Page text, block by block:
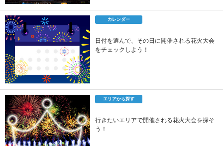
カレンダー
日付を選んで、その日に開催される花火大会
をチェックしよう！
エリアから探す
行きたいエリアで開催される花火大会を探そ
う！